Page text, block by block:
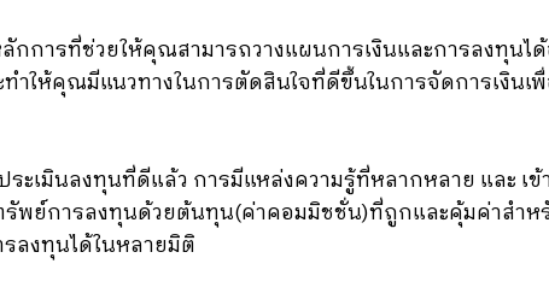
กการที่ช่วยให้คุณสามารถวางแผนการเงินและการลงทุนไ
ำให้คุณมีแนวทางในการตัดสินใจที่ดีขึ้นในการจัดการเงินเ
ระเมินลงทุนที่ดีแล้ว การมีแหล่งความรู้ที่หลากหลาย และ เข้
พย์การลงทุนด้วยต้นทุน(ค่าคอมมิชชั่น)ที่ถูกและคุ้มค่าสำ
ลงทุนได้ในหลายมิติ